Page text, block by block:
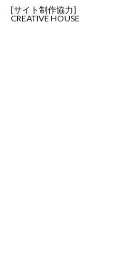
[サイト制作協力]
CREATIVE HOUSE